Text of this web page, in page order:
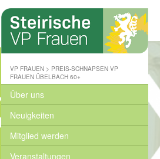
Steirische
Volkspartei
Wo
wir
zuhause
sind
-
www.stvp.at
VP FRAUEN > PREIS-SCHNAPSEN VP
FRAUEN ÜBELBACH 60+
Über uns
Neuigkeiten
Mitglied werden
Veranstaltungen